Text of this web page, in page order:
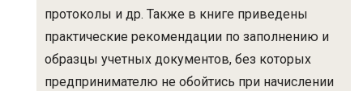
протоколы и др. Также в книге приведены
практические рекомендации по заполнению и
образцы учетных документов, без которых
предпринимателю не обойтись при начислении